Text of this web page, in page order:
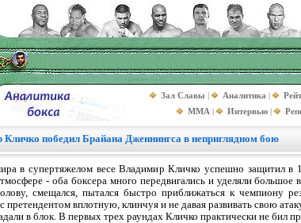
Зал Славы | Аналитика |
MMA | Интервью |
победил Брайана Дженнингса в неприглядном бою
в супертяжелом весе Владимир Кличко успешно защитил в
- оба боксера много передвигались и уделяли
смещался, пытался быстро приближаться к чемпиону
претендентом вплотную, клинчуя и не давая развивать свою
в блок. В первых трех раундах Кличко практически не бил